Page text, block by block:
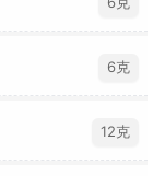
6克
12克